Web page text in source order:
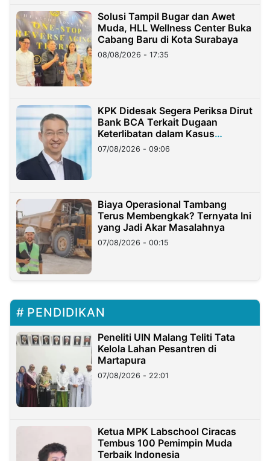
Solusi Tampil Bugar dan Awet
Muda, HLL Wellness Center Buka
Cabang Baru di Kota Surabaya
08/08/2026 - 17:35
KPK Didesak Segera Periksa Dirut
Bank BCA Terkait Dugaan
Keterlibatan dalam Kasus
Hilangnya Dana Nasabah Rp2,58
Miliar
07/08/2026 - 09:06
Biaya Operasional Tambang
Terus Membengkak? Ternyata Ini
yang Jadi Akar Masalahnya
07/08/2026 - 00:15
PENDIDIKAN
Peneliti UIN Malang Teliti Tata
Kelola Lahan Pesantren di
Martapura
07/08/2026 - 22:01
Ketua MPK Labschool Ciracas
Tembus 100 Pemimpin Muda
Terbaik Indonesia